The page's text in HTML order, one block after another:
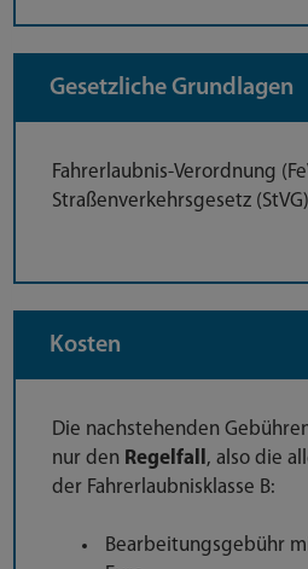
Gesetzliche Grundlagen
Fahrerlaubnis-Verordnung
Straßenverkehrsgesetz (StVG)
Kosten
Die nachstehenden
nur den Regelfall , also die
der Fahrerlaubnisklasse B:
Bearbeitungsgebühr